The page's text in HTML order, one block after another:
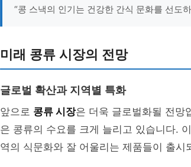
“콩 스낵의 인기는 건강한 간식 문화를 선도
미래 콩류 시장의 전망
글로벌 확산과 지역별 특화
앞으로 콩류 시장은 더욱 글로벌화될 전망
은 콩류의 수요를 크게 늘리고 있습니다.
역의 식문화와 잘 어울리는 제품들이 출시